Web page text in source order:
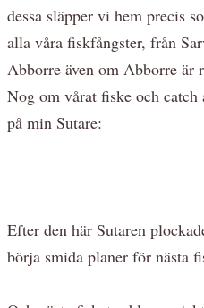
dessa släpper vi hem precis
alla våra fiskfångster, från
Abborre även om Abborre är
Nog om vårat fiske och catch
på min Sutare:
Efter den här Sutaren
börja smida planer för nästa